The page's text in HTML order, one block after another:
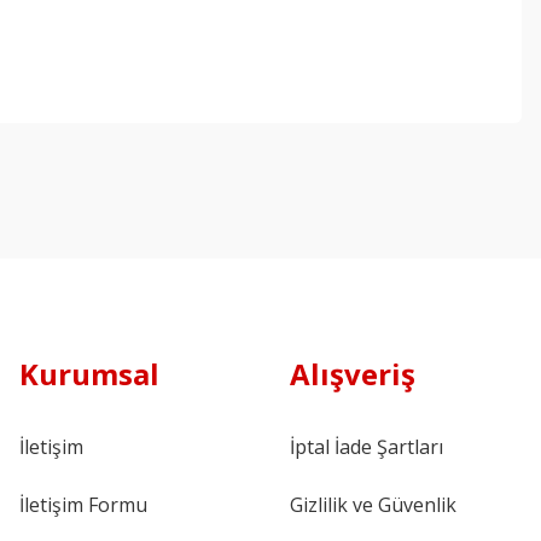
Kurumsal
İletişim
İletişim Formu
Alışveriş
İptal İade Şartları
Gizlilik ve Güvenlik